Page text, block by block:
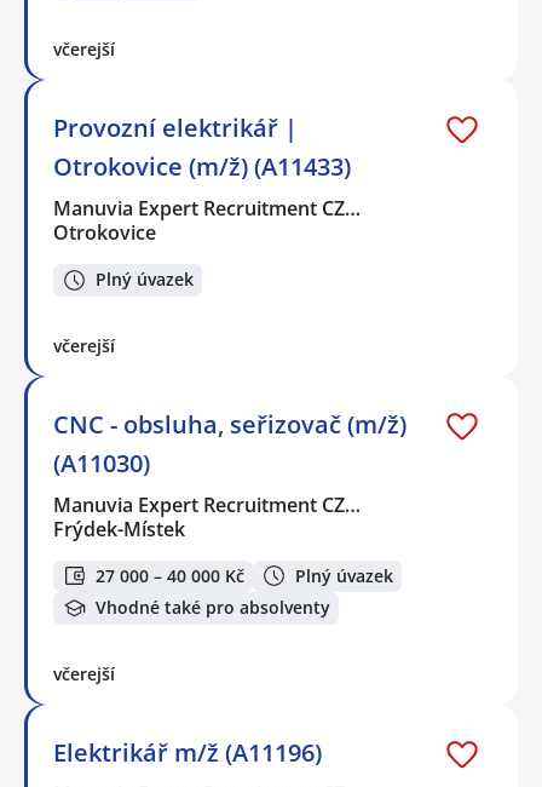
včerejší
Provozní elektrikář |
Otrokovice (m/ž) (A11433)
Manuvia Expert Recruitment CZ…
Otrokovice
Plný úvazek
včerejší
CNC - obsluha, seřizovač (m/ž)
(A11030)
Manuvia Expert Recruitment CZ…
Frýdek-Místek
27 000 – 40 000 Kč
Plný úvazek
Vhodné také pro absolventy
včerejší
Elektrikář m/ž (A11196)